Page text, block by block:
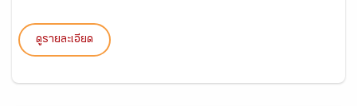
ดูรายละเอียด